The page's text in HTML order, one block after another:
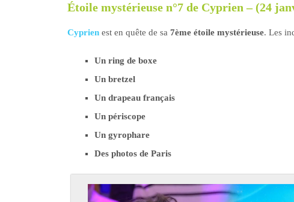
Étoile mystérieuse n°7 de Cyprien – (24
Cyprien est en quête de sa 7ème étoile mystérieuse. Les
Un ring de boxe
Un bretzel
Un drapeau français
Un périscope
Un gyrophare
Des photos de Paris